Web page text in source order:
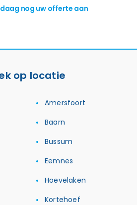
nog uw offerte aan
op locatie
Amersfoort
Baarn
Bussum
Eemnes
Hoevelaken
Kortehoef